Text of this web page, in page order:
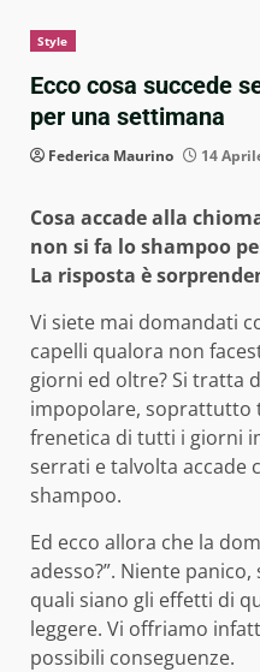
Style
Ecco cosa succede
per una settimana
Federica Maurino 14
Cosa accade alla
non si fa lo shampoo
La risposta è
Vi siete mai domandati
capelli qualora non
giorni ed oltre? Si tratta
impopolare, soprattutto
frenetica di tutti i giorni
serrati e talvolta accade
shampoo.
Ed ecco allora che la
adesso?”. Niente
quali siano gli effetti di
leggere. Vi offriamo
possibili conseguenze.